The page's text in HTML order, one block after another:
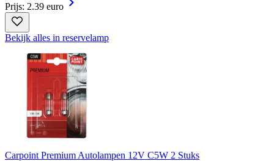
Prijs: 2.39 euro
Bekijk alles in reservelamp
Carpoint Premium Autolampen 12V C5W 2 Stuks